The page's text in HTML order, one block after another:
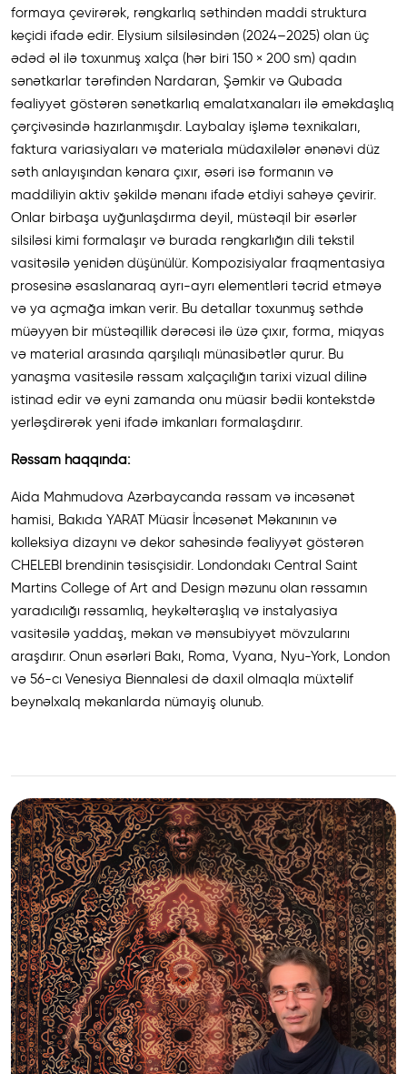
formaya çevirərək, rəngkarlıq səthindən maddi struktura
keçidi ifadə edir. Elysium silsiləsindən (2024–2025) olan üç
ədəd əl ilə toxunmuş xalça (hər biri 150 × 200 sm) qadın
sənətkarlar tərəfindən Nardaran, Şəmkir və Qubada
fəaliyyət göstərən sənətkarlıq emalatxanaları ilə əməkdaşlıq
çərçivəsində hazırlanmışdır. Laybalay işləmə texnikaları,
faktura variasiyaları və materiala müdaxilələr ənənəvi düz
səth anlayışından kənara çıxır, əsəri isə formanın və
maddiliyin aktiv şəkildə mənanı ifadə etdiyi sahəyə çevirir.
Onlar birbaşa uyğunlaşdırma deyil, müstəqil bir əsərlər
silsiləsi kimi formalaşır və burada rəngkarlığın dili tekstil
vasitəsilə yenidən düşünülür. Kompozisiyalar fraqmentasiya
prosesinə əsaslanaraq ayrı-ayrı elementləri təcrid etməyə
və ya açmağa imkan verir. Bu detallar toxunmuş səthdə
müəyyən bir müstəqillik dərəcəsi ilə üzə çıxır, forma, miqyas
və material arasında qarşılıqlı münasibətlər qurur. Bu
yanaşma vasitəsilə rəssam xalçaçılığın tarixi vizual dilinə
istinad edir və eyni zamanda onu müasir bədii kontekstdə
yerləşdirərək yeni ifadə imkanları formalaşdırır.
Rəssam haqqında:
Aida Mahmudova Azərbaycanda rəssam və incəsənət
hamisi, Bakıda YARAT Müasir İncəsənət Məkanının və
kolleksiya dizaynı və dekor sahəsində fəaliyyət göstərən
CHELEBI brendinin təsisçisidir. Londondakı Central Saint
Martins College of Art and Design məzunu olan rəssamın
yaradıcılığı rəssamlıq, heykəltəraşlıq və instalyasiya
vasitəsilə yaddaş, məkan və mənsubiyyət mövzularını
araşdırır. Onun əsərləri Bakı, Roma, Vyana, Nyu-York, London
və 56-cı Venesiya Biennalesi də daxil olmaqla müxtəlif
beynəlxalq məkanlarda nümayiş olunub.